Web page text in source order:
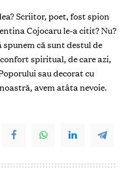
Scriitor, poet, fost spion
Cojocaru le-a citit? Nu?
spunem că sunt destul de
spiritual, de care azi,
sau decorat cu
avem atâta nevoie.